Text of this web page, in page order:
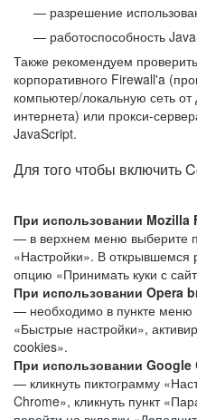
разрешение
работоспособность
Также рекомендуем
корпоративного Firewall'a
компьютер/локальную сеть от
интернета) или прокси-
JavaScript.
Для того чтобы включить
При использовании Mozilla
— в верхнем меню выберите
«Настройки». В открывшемся
опцию «Принимать куки с
При использовании Opera
— необходимо в пункте меню
«Быстрые настройки»,
cookies».
При использовании Google
— кликнуть пиктограмму
Chrome», кликнуть пункт